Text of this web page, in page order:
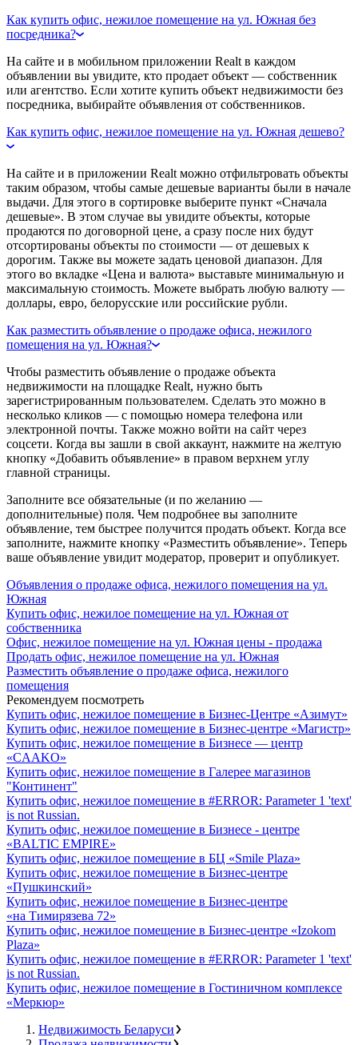
Как купить офис, нежилое помещение на ул. Южная без
посредника?
На сайте и в мобильном приложении Realt в каждом
объявлении вы увидите, кто продает объект — собственник
или агентство. Если хотите купить объект недвижимости без
посредника, выбирайте объявления от собственников.
Как купить офис, нежилое помещение на ул. Южная дешево?
На сайте и в приложении Realt можно отфильтровать объекты
таким образом, чтобы самые дешевые варианты были в начале
выдачи. Для этого в сортировке выберите пункт «Сначала
дешевые». В этом случае вы увидите объекты, которые
продаются по договорной цене, а сразу после них будут
отсортированы объекты по стоимости — от дешевых к
дорогим. Также вы можете задать ценовой диапазон. Для
этого во вкладке «Цена и валюта» выставьте минимальную и
максимальную стоимость. Можете выбрать любую валюту —
доллары, евро, белорусские или российские рубли.
Как разместить объявление о продаже офиса, нежилого
помещения на ул. Южная?
Чтобы разместить объявление о продаже объекта
недвижимости на площадке Realt, нужно быть
зарегистрированным пользователем. Сделать это можно в
несколько кликов — с помощью номера телефона или
электронной почты. Также можно войти на сайт через
соцсети. Когда вы зашли в свой аккаунт, нажмите на желтую
кнопку «Добавить объявление» в правом верхнем углу
главной страницы.
Заполните все обязательные (и по желанию —
дополнительные) поля. Чем подробнее вы заполните
объявление, тем быстрее получится продать объект. Когда все
заполните, нажмите кнопку «Разместить объявление». Теперь
ваше объявление увидит модератор, проверит и опубликует.
Объявления о продаже офиса, нежилого помещения на ул.
Южная
Купить офис, нежилое помещение на ул. Южная от
собственника
Офис, нежилое помещение на ул. Южная цены - продажа
Продать офис, нежилое помещение на ул. Южная
Разместить объявление о продаже офиса, нежилого
помещения
Рекомендуем посмотреть
Купить офис, нежилое помещение в Бизнес-Центре «Азимут»
Купить офис, нежилое помещение в Бизнес-центре «Магистр»
Купить офис, нежилое помещение в Бизнесе — центр
«CAAKO»
Купить офис, нежилое помещение в Галерее магазинов
"Континент"
Купить офис, нежилое помещение в #ERROR: Parameter 1 'text'
is not Russian.
Купить офис, нежилое помещение в Бизнесе - центре
«BALTIC EMPIRE»
Купить офис, нежилое помещение в БЦ «Smile Plaza»
Купить офис, нежилое помещение в Бизнес-центре
«Пушкинский»
Купить офис, нежилое помещение в Бизнес-центре
«на Тимирязева 72»
Купить офис, нежилое помещение в Бизнес-центре «Izokom
Plaza»
Купить офис, нежилое помещение в #ERROR: Parameter 1 'text'
is not Russian.
Купить офис, нежилое помещение в Гостиничном комплексе
«Меркюр»
Недвижимость Беларуси